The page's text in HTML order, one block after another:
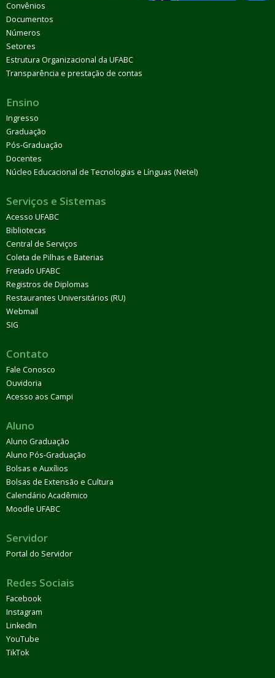
Convênios
Documentos
Números
Setores
Estrutura Organizacional da UFABC
Transparência e prestação de contas
Ensino
Ingresso
Graduação
Pós-Graduação
Docentes
Núcleo Educacional de Tecnologias e Línguas (Netel)
Serviços e Sistemas
Acesso UFABC
Bibliotecas
Central de Serviços
Coleta de Pilhas e Baterias
Fretado UFABC
Registros de Diplomas
Restaurantes Universitários (RU)
Webmail
SIG
Contato
Fale Conosco
Ouvidoria
Acesso aos Campi
Aluno
Aluno Graduação
Aluno Pós-Graduação
Bolsas e Auxílios
Bolsas de Extensão e Cultura
Calendário Acadêmico
Moodle UFABC
Servidor
Portal do Servidor
Redes Sociais
Facebook
Instagram
LinkedIn
YouTube
TikTok